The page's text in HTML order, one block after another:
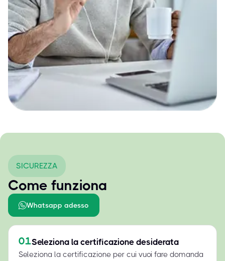
SICUREZZA
Come funziona
Whatsapp adesso
01Seleziona la certificazione desiderata
Seleziona la certificazione per cui vuoi fare domanda